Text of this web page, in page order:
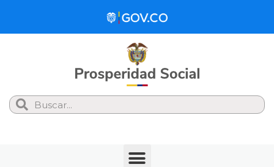
Search